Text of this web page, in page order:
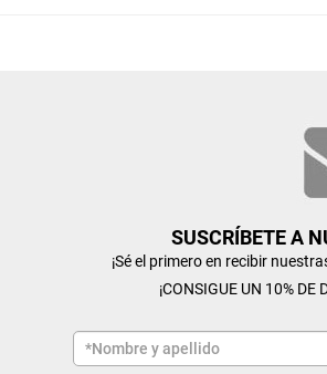
SUSCRÍBETE A
¡Sé el primero en recibir
¡CONSIGUE UN 10%